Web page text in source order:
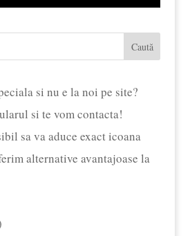
Caută
si nu e la noi pe site?
si te vom contacta!
sa va aduce exact icoana
alternative avantajoase la